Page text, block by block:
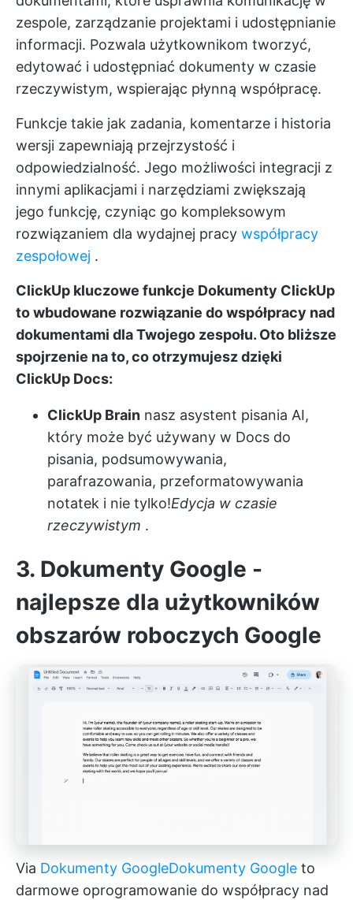
zespole, zarządzanie projektami i udostępnianie
informacji. Pozwala użytkownikom tworzyć,
edytować i udostępniać dokumenty w czasie
rzeczywistym, wspierając płynną współpracę.
Funkcje takie jak zadania, komentarze i historia
wersji zapewniają przejrzystość i
odpowiedzialność. Jego możliwości integracji z
innymi aplikacjami i narzędziami zwiększają
jego funkcję, czyniąc go kompleksowym
rozwiązaniem dla wydajnej pracy współpracy
zespołowej .
ClickUp kluczowe funkcje Dokumenty ClickUp
to wbudowane rozwiązanie do współpracy nad
dokumentami dla Twojego zespołu. Oto bliższe
spojrzenie na to, co otrzymujesz dzięki
ClickUp Docs:
ClickUp Brain nasz asystent pisania AI,
który może być używany w Docs do
pisania, podsumowywania,
parafrazowania, przeformatowywania
notatek i nie tylko!Edycja w czasie
rzeczywistym .
3. Dokumenty Google -
najlepsze dla użytkowników
obszarów roboczych Google
Via Dokumenty GoogleDokumenty Google to
darmowe oprogramowanie do współpracy nad